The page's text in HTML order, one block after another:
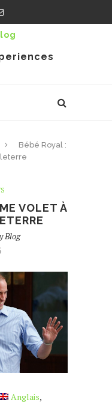
Bébé Royal :
VOLET À
Blog
Anglais